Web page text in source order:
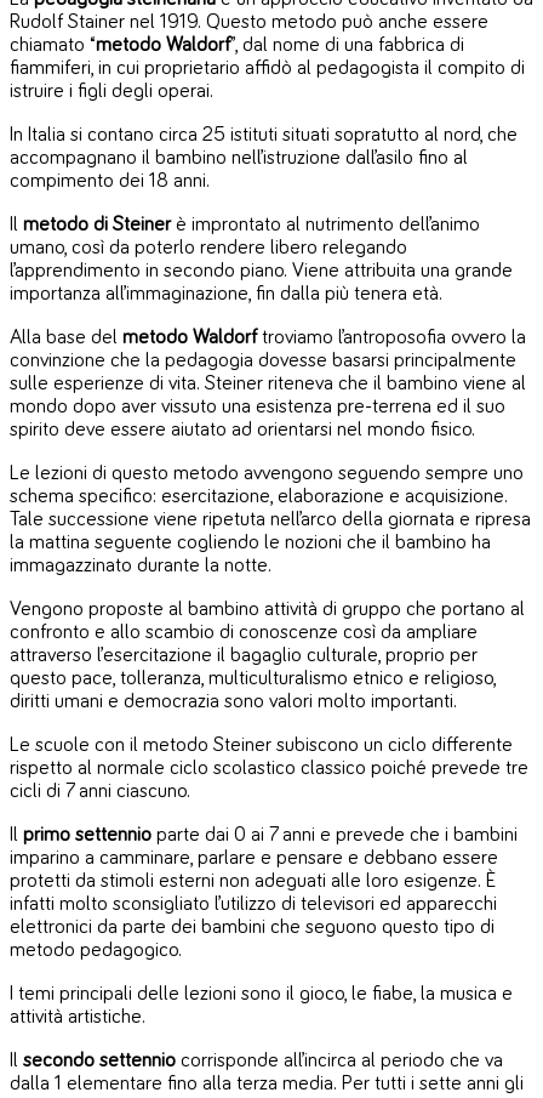
Rudolf Stainer nel 1919. Questo metodo può anche essere
chiamato “metodo Waldorf”, dal nome di una fabbrica di
fiammiferi, in cui proprietario affidò al pedagogista il compito di
istruire i figli degli operai.
In Italia si contano circa 25 istituti situati sopratutto al nord, che
accompagnano il bambino nell’istruzione dall’asilo fino al
compimento dei 18 anni.
Il metodo di Steinerè improntato al nutrimento dell’animo
umano, così da poterlo rendere libero relegando
l’apprendimento in secondo piano. Viene attribuita una grande
importanza all’immaginazione, fin dalla più tenera età.
Alla base del metodo Waldorftroviamo l’antroposofia ovvero la
convinzione che la pedagogia dovesse basarsi principalmente
sulle esperienze di vita. Steiner riteneva che il bambino viene al
mondo dopo aver vissuto una esistenza pre-terrena ed il suo
spirito deve essere aiutato ad orientarsi nel mondo fisico.
Le lezioni di questo metodo avvengono seguendo sempre uno
schema specifico: esercitazione, elaborazione e acquisizione.
Tale successione viene ripetuta nell’arco della giornata e ripresa
la mattina seguente cogliendo le nozioni che il bambino ha
immagazzinato durante la notte.
Vengono proposte al bambino attività di gruppo che portano al
confronto e allo scambio di conoscenze così da ampliare
attraverso l’esercitazione il bagaglio culturale, proprio per
questo pace, tolleranza, multiculturalismo etnico e religioso,
diritti umani e democrazia sono valori molto importanti.
Le scuole con il metodo Steiner subiscono un ciclo differente
rispetto al normale ciclo scolastico classico poiché prevede tre
cicli di 7 anni ciascuno.
Il primo settennio parte dai 0 ai 7 anni e prevede che i bambini
imparino a camminare, parlare e pensare e debbano essere
protetti da stimoli esterni non adeguati alle loro esigenze. È
infatti molto sconsigliato l’utilizzo di televisori ed apparecchi
elettronici da parte dei bambini che seguono questo tipo di
metodo pedagogico.
I temi principali delle lezioni sono il gioco, le fiabe, la musica e
attività artistiche.
Il secondo settennio corrisponde all’incirca al periodo che va
dalla 1 elementare fino alla terza media. Per tutti i sette anni gli